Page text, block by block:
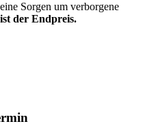
Sorgen um verborgene
der Endpreis.